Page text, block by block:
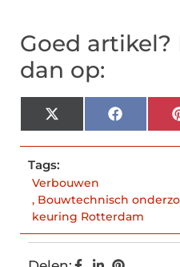
Goed artikel?
dan op:
X
(Twitter)
Tags:
Verbouwen
, Bouwtechnisch
keuring Rotterdam